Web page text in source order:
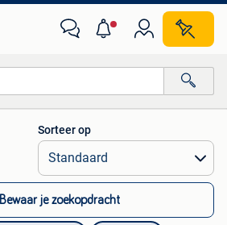
Alle afstanden…
Sorteer op
Bewaar je zoekopdracht